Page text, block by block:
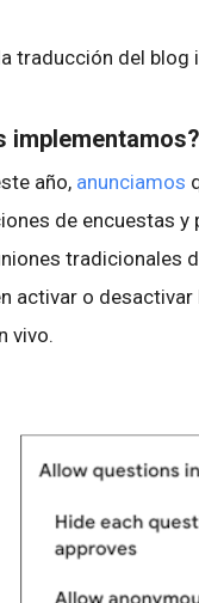
traducción del blog
implementamos?
año, anunciamos
de encuestas
tradicionales
activar o
vivo.